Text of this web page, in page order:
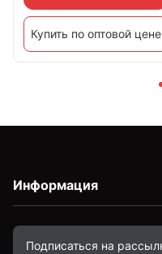
Купить по оптовой цене
Информация